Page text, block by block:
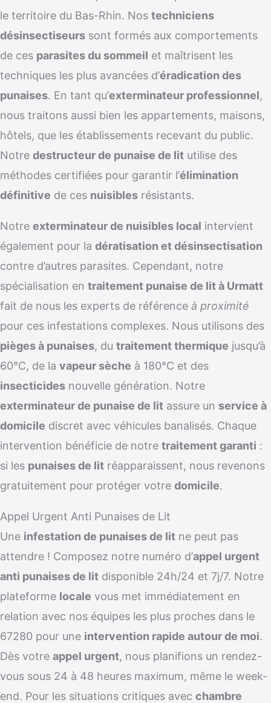
le territoire du Bas-Rhin. Nos techniciens
désinsectiseurs sont formés aux comportements
de ces parasites du sommeil et maîtrisent les
techniques les plus avancées d’éradication des
punaises. En tant qu’exterminateur professionnel,
nous traitons aussi bien les appartements, maisons,
hôtels, que les établissements recevant du public.
Notre destructeur de punaise de lit utilise des
méthodes certifiées pour garantir l’élimination
définitive de ces nuisibles résistants.
Notre exterminateur de nuisibles local intervient
également pour la dératisation et désinsectisation
contre d’autres parasites. Cependant, notre
spécialisation en traitement punaise de lit à Urmatt
fait de nous les experts de référence à proximité
pour ces infestations complexes. Nous utilisons des
pièges à punaises, du traitement thermique jusqu’à
60°C, de la vapeur sèche à 180°C et des
insecticides nouvelle génération. Notre
exterminateur de punaise de lit assure un service à
domicile discret avec véhicules banalisés. Chaque
intervention bénéficie de notre traitement garanti :
si les punaises de lit réapparaissent, nous revenons
gratuitement pour protéger votre domicile.
Appel Urgent Anti Punaises de Lit
Une infestation de punaises de lit ne peut pas
attendre ! Composez notre numéro d’appel urgent
anti punaises de lit disponible 24h/24 et 7j/7. Notre
plateforme locale vous met immédiatement en
relation avec nos équipes les plus proches dans le
67280 pour une intervention rapide autour de moi.
Dès votre appel urgent, nous planifions un rendez-
vous sous 24 à 48 heures maximum, même le week-
end. Pour les situations critiques avec chambre